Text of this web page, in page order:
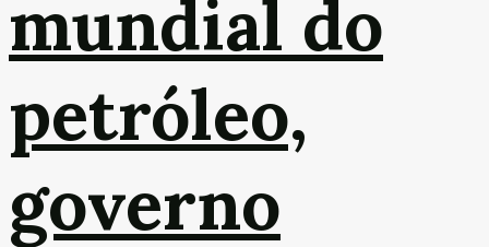
mundial do
petróleo,
governo